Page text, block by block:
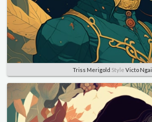
Triss Merigold Style Victo Ngai